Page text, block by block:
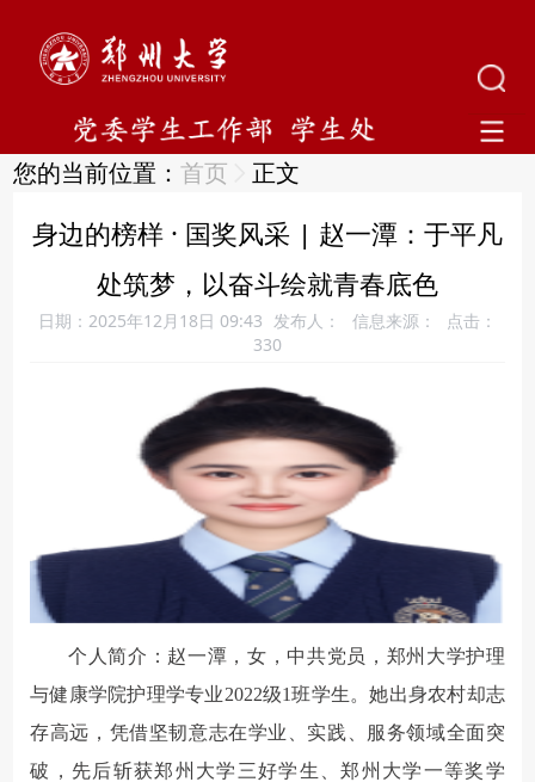
您的当前位置：首页 正文
身边的榜样 · 国奖风采 | 赵一潭：于平凡
处筑梦，以奋斗绘就青春底色
日期：2025年12月18日 09:43 发布人： 信息来源：
点击：
330
个人简介：赵一潭，女，中共党员，郑州大学护理
与健康学院护理学专业2022级1班学生。她出身农村却志
存高远，凭借坚韧意志在学业、实践、服务领域全面突
破，先后斩获郑州大学三好学生、郑州大学一等奖学